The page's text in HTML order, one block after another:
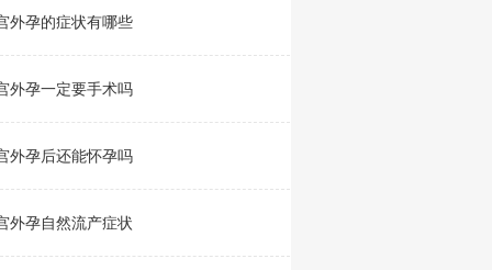
外孕的症状有哪些
外孕一定要手术吗
外孕后还能怀孕吗
外孕自然流产症状